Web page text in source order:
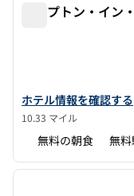
ハンプトン・イン
ハンプトン・イン・
ホテル情報を確認する
10.33 マイル
無料の朝食 無
1/12
前の画像